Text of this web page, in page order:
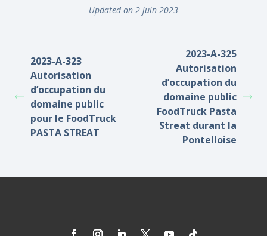
Updated on 2 juin 2023
2023-A-323
Autorisation
d’occupation du
domaine public
pour le FoodTruck
PASTA STREAT
2023-A-325
Autorisation
d’occupation du
domaine public
FoodTruck Pasta
Streat durant la
Pontelloise